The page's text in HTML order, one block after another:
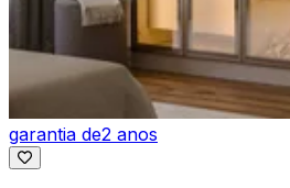
garantia de2 anos